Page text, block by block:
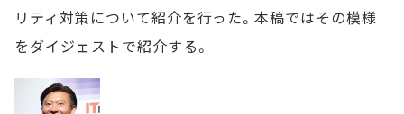
リティ対策について紹介を行った。本稿ではその模様
をダイジェストで紹介する。